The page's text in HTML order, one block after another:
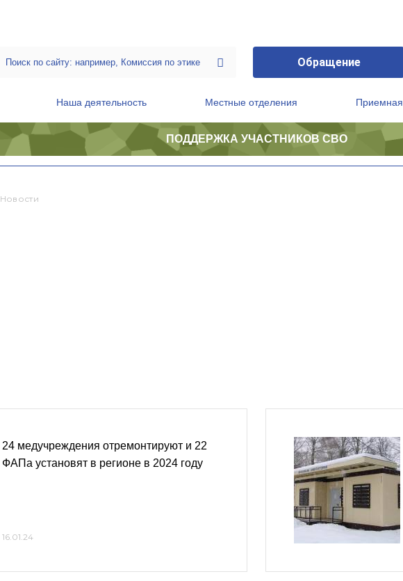
Обращение
Наша деятельность Местные отделения Приемная
ПОДДЕРЖКА УЧАСТНИКОВ СВО
Новости
24 медучреждения отремонтируют и 22
ФАПа установят в регионе в 2024 году
16.01.24